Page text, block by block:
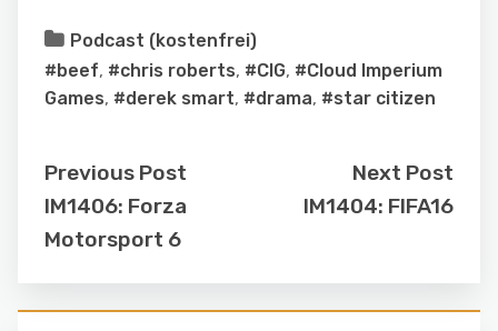
Podcast (kostenfrei)
#beef, #chris roberts, #CIG, #Cloud Imperium
Games, #derek smart, #drama, #star citizen
Previous Post
IM1406: Forza
Motorsport 6
Next Post
IM1404: FIFA16